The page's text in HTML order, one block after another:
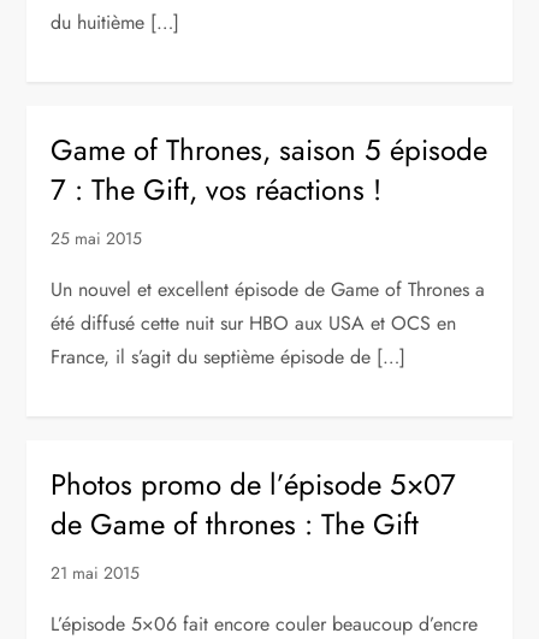
du huitième […]
Game of Thrones, saison 5 épisode
7 : The Gift, vos réactions !
25 mai 2015
Un nouvel et excellent épisode de Game of Thrones a
été diffusé cette nuit sur HBO aux USA et OCS en
France, il s’agit du septième épisode de […]
Photos promo de l’épisode 5×07
de Game of thrones : The Gift
21 mai 2015
L’épisode 5×06 fait encore couler beaucoup d’encre